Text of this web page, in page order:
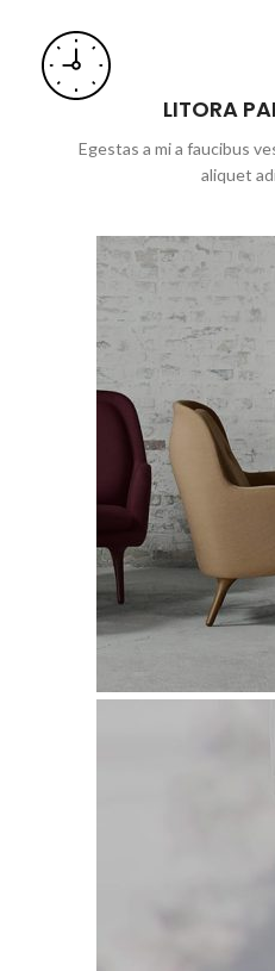
LITORA
Egestas a mi a faucibus
aliquet